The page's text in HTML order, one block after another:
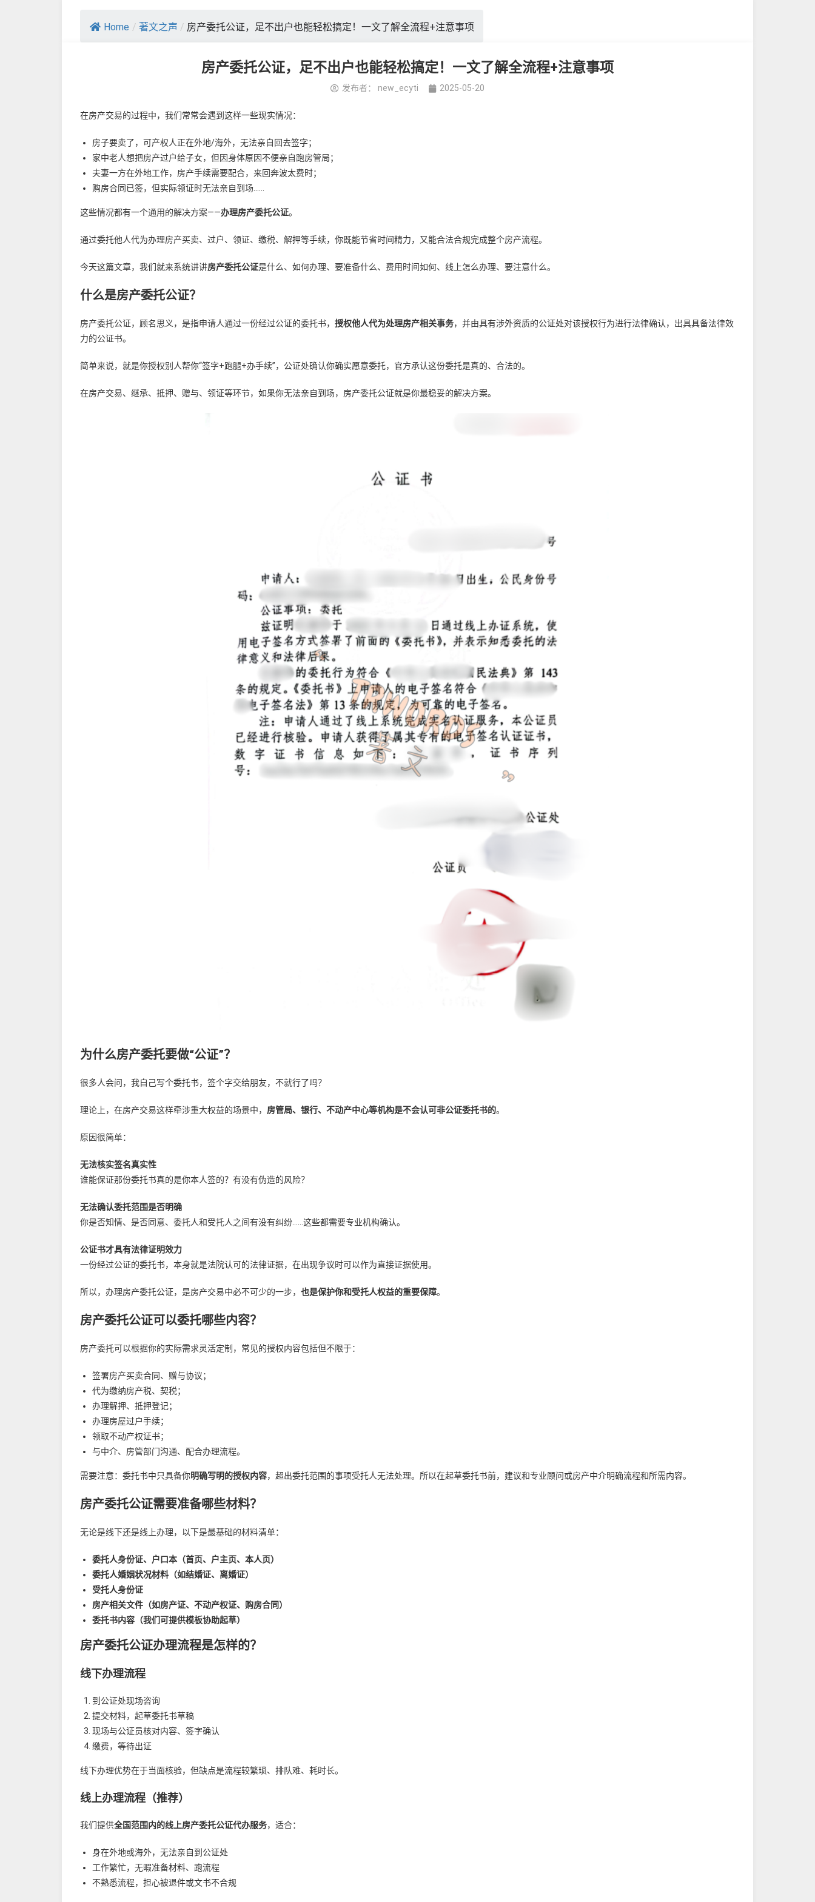
Home / 著文之声 / 房产委托公证，足不出户也能轻松搞定！一文了解全流程+注意事项
房产委托公证，足不出户也能轻松搞定！一文了解全流程+注意事项
发布者： new_ecyti 2025-05-20
在房产交易的过程中，我们常常会遇到这样一些现实情况：
房子要卖了，可产权人正在外地/海外，无法亲自回去签字；
家中老人想把房产过户给子女，但因身体原因不便亲自跑房管局；
夫妻一方在外地工作，房产手续需要配合，来回奔波太费时；
购房合同已签，但实际领证时无法亲自到场……
这些情况都有一个通用的解决方案——办理房产委托公证。
通过委托他人代为办理房产买卖、过户、领证、缴税、解押等手续，你既能节省时间精力，又能合法合规完成整个房产流程。
今天这篇文章，我们就来系统讲讲房产委托公证是什么、如何办理、要准备什么、费用时间如何、线上怎么办理、要注意什么。
什么是房产委托公证？
房产委托公证，顾名思义，是指申请人通过一份经过公证的委托书， 授权他人代为处理房产相关事务，并由具有涉外资质的公证处对该授权行为进行法律确认，出具具备法律效
力的公证书。
简单来说，就是你授权别人帮你“签字+跑腿+办手续”，公证处确认你确实愿意委托，官方承认这份委托是真的、合法的。
在房产交易、继承、抵押、赠与、领证等环节，如果你无法亲自到场，房产委托公证就是你最稳妥的解决方案。
为什么房产委托要做“公证”？
很多人会问，我自己写个委托书，签个字交给朋友，不就行了吗？
理论上，在房产交易这样牵涉重大权益的场景中， 房管局、银行、不动产中心等机构是不会认可非公证委托书的。
原因很简单：
无法核实签名真实性
谁能保证那份委托书真的是你本人签的？有没有伪造的风险？
无法确认委托范围是否明确
你是否知情、是否同意、委托人和受托人之间有没有纠纷……这些都需要专业机构确认。
公证书才具有法律证明效力
一份经过公证的委托书，本身就是法院认可的法律证据，在出现争议时可以作为直接证据使用。
所以，办理房产委托公证，是房产交易中必不可少的一步， 也是保护你和受托人权益的重要保障。
房产委托公证可以委托哪些内容？
房产委托可以根据你的实际需求灵活定制，常见的授权内容包括但不限于：
签署房产买卖合同、赠与协议；
代为缴纳房产税、契税；
办理解押、抵押登记；
办理房屋过户手续；
领取不动产权证书；
与中介、房管部门沟通、配合办理流程。
需要注意：委托书中只具备你明确写明的授权内容，超出委托范围的事项受托人无法处理。所以在起草委托书前，建议和专业顾问或房产中介明确流程和所需内容。
房产委托公证需要准备哪些材料？
无论是线下还是线上办理，以下是最基础的材料清单：
委托人身份证、户口本（首页、户主页、本人页）
委托人婚姻状况材料（如结婚证、离婚证）
受托人身份证
房产相关文件（如房产证、不动产权证、购房合同）
委托书内容（我们可提供模板协助起草）
房产委托公证办理流程是怎样的？
线下办理流程
到公证处现场咨询
提交材料，起草委托书草稿
现场与公证员核对内容、签字确认
缴费，等待出证
线下办理优势在于当面核验，但缺点是流程较繁琐、排队难、耗时长。
线上办理流程（推荐）
我们提供全国范围内的线上房产委托公证代办服务，适合：
身在外地或海外，无法亲自到公证处
工作繁忙，无暇准备材料、跑流程
不熟悉流程，担心被退件或文书不合规